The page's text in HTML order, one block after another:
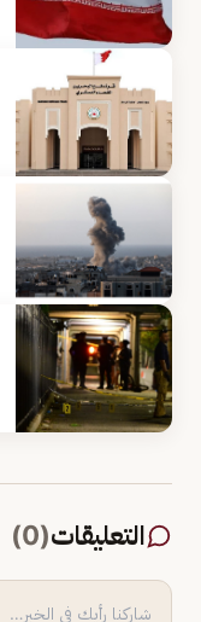
التعليقات(
0
)